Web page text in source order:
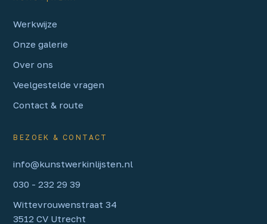
Werkwijze
Onze galerie
Over ons
Veelgestelde vragen
Contact & route
BEZOEK & CONTACT
info@kunstwerkinlijsten.nl
030 - 232 29 39
Wittevrouwenstraat 34
3512 CV Utrecht